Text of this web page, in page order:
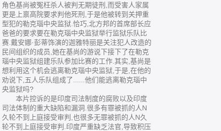
角色基尚被冤枉杀人被判无期徒刑,而受害人家属
更是上禀高院要求判他死刑,于是他被转到关押重
型犯的勒克瑙中央监狱.恰巧,北方邦的首席部长应
爸爸的要求要在勒克瑙中央监狱举行监狱乐队比
赛.戴安娜·彭蒂饰演的迦雅特丽是关注犯人改造的
民间组织的成员,她在基尚的游说下接下了在勒克
瑙中央监狱组建乐队参加比赛的工作.其实,基尚是
想利用这个机会逃离勒克瑙中央监狱,于是,在他的
劝说下,五人乐队组成了......他们能逃离勒克瑙中
央监狱吗?
本片控诉的是印度司法制度的腐败以及印度
司法体制的重大缺陷和漏洞.很多有罪被抓的人N
久轮不到上庭接受审判,也很多无罪被抓的人N久
轮不到上庭接受审判.印度严重缺乏法官,导致积压